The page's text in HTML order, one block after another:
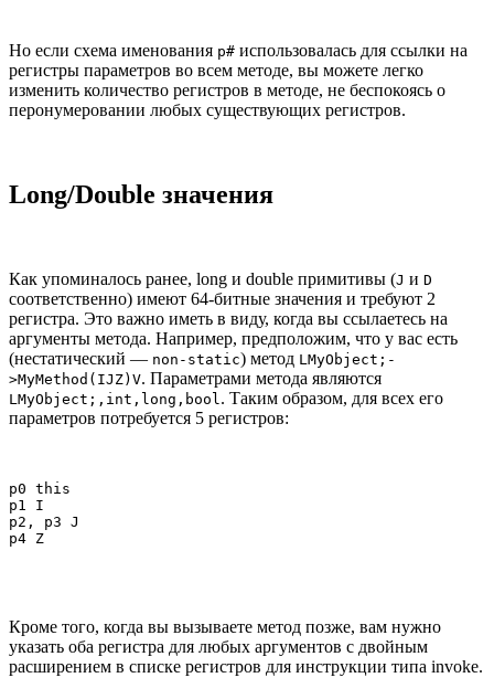
Но если схема именования p# использовалась для ссылки на
регистры параметров во всем методе, вы можете легко
изменить количество регистров в методе, не беспокоясь о
перонумеровании любых существующих регистров.
Long/Double значения
Как упоминалось ранее, long и double примитивы (J и D
соответственно) имеют 64-битные значения и требуют 2
регистра. Это важно иметь в виду, когда вы ссылаетесь на
аргументы метода. Например, предположим, что у вас есть
(нестатический — non-static) метод LMyObject;-
>MyMethod(IJZ)V. Параметрами метода являются
LMyObject;,int,long,bool. Таким образом, для всех его
параметров потребуется 5 регистров:
p0 this
p1 I
p2, p3 J
p4 Z
Кроме того, когда вы вызываете метод позже, вам нужно
указать оба регистра для любых аргументов с двойным
расширением в списке регистров для инструкции типа invoke.